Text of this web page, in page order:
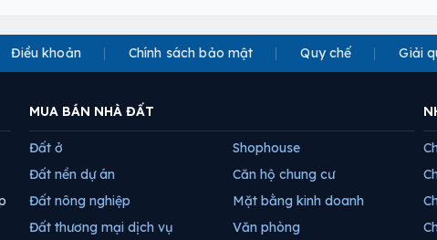
Điều khoản Chính sách bảo mật Quy chế Giải
MUA BÁN NHÀ ĐẤT
Đất ở
Đất nền dự án
Đất nông nghiệp
Đất thương mại dịch vụ
Shophouse
Căn hộ chung cư
Mặt bằng kinh doanh
Văn phòng